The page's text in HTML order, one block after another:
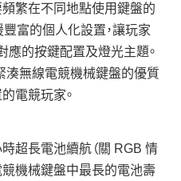
繁在不同地點使用鍵盤的
富的個人化設置，讓玩家
的按鍵配置及燈光主題。
湊無線電競機械鍵盤的優質
電競玩家。
超長電池續航（關 RGB 情
競機械鍵盤中最長的電池壽